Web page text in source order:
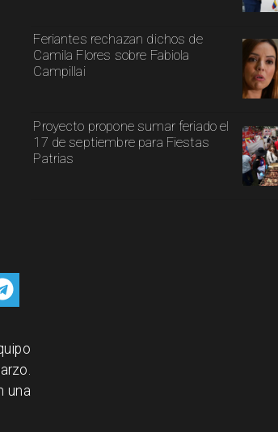
Feriantes rechazan dichos de
Camila Flores sobre Fabiola
Campillai
Proyecto propone sumar feriado el
17 de septiembre para Fiestas
Patrias
una